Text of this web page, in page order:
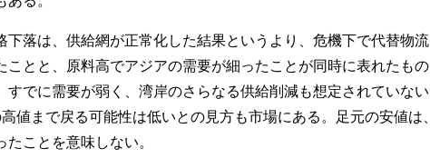
下落は、供給網が正常化した結果というより、危機下で代替物流
ことと、原料高でアジアの需要が細ったことが同時に表れたもの
すでに需要が弱く、湾岸のさらなる供給削減も想定されていない
値まで戻る可能性は低いとの見方も市場にある。足元の安値は、
ことを意味しない。